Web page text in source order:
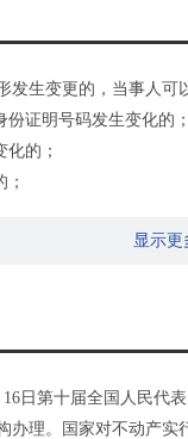
发生变更的，当事人可
份证明号码发生变化的
的；
显示更
日第十届全国人民代
办理。国家对不动产